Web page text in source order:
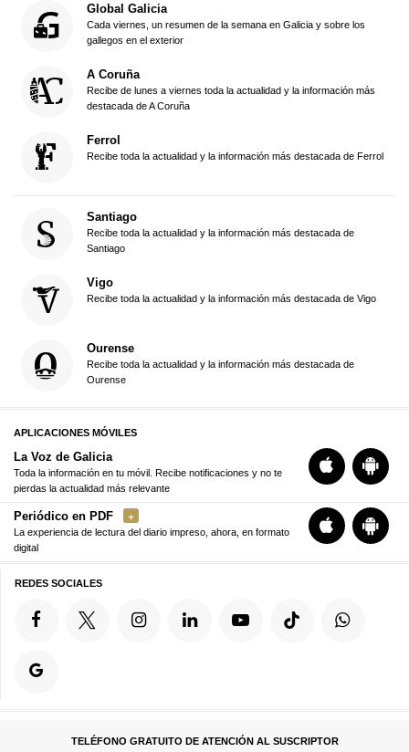
Global Galicia
Cada viernes, un resumen de la semana en Galicia y sobre los
gallegos en el exterior
A Coruña
Recibe de lunes a viernes toda la actualidad y la información más
destacada de A Coruña
Ferrol
Recibe toda la actualidad y la información más destacada de Ferrol
Santiago
Recibe toda la actualidad y la información más destacada de
Santiago
Vigo
Recibe toda la actualidad y la información más destacada de Vigo
Ourense
Recibe toda la actualidad y la información más destacada de
Ourense
APLICACIONES MÓVILES
La Voz de Galicia
Toda la información en tu móvil. Recibe notificaciones y no te
pierdas la actualidad más relevante
Periódico en PDF
La experiencia de lectura del diario impreso, ahora, en formato
digital
REDES SOCIALES
TELÉFONO GRATUITO DE ATENCIÓN AL SUSCRIPTOR